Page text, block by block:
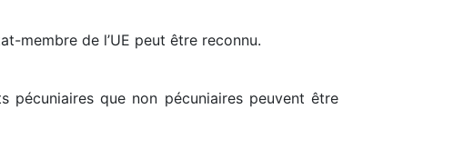
membre de l’UE peut être reconnu.
pécuniaires que non pécuniaires peuvent être